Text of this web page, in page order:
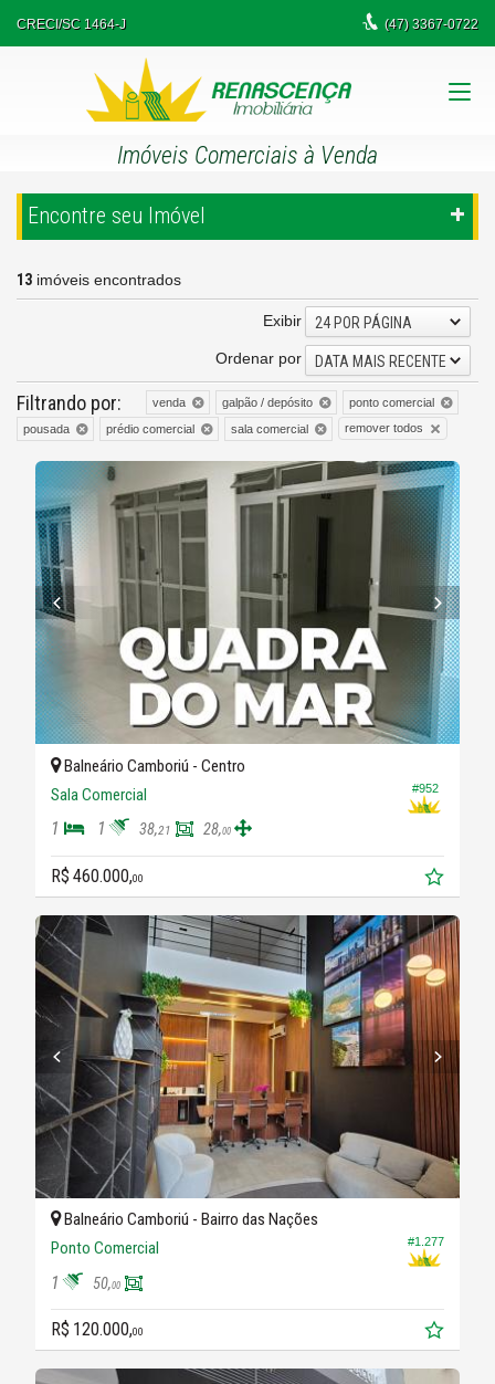
CRECI/SC 1464-J (47)3367-0722
Imóveis Comerciais à Venda
Encontre seu Imóvel
13 imóveis encontrados
Exibir
24 POR PÁGINA
Ordenar por
DATA MAIS RECENTE
Filtrando por: venda galpão / depósito
ponto comercial
pousada
prédio comercial sala comercial remover todos
#952
Balneário Camboriú - Centro
Sala Comercial
1 1 38,21 28,00
R$ 460.000,00
#1.277
Balneário Camboriú - Bairro das Nações
Ponto Comercial
1 50,00
R$ 120.000,00